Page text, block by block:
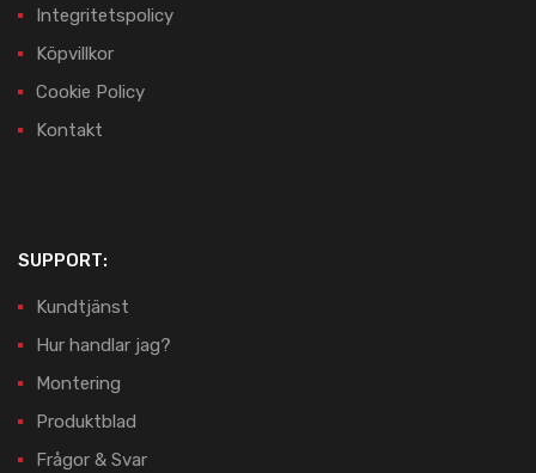
Integritetspolicy
Köpvillkor
Cookie Policy
Kontakt
SUPPORT:
Kundtjänst
Hur handlar jag?
Montering
Produktblad
Frågor & Svar